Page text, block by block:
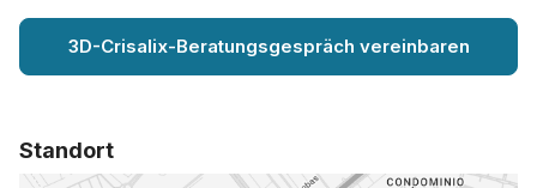
3D-Crisalix-Beratungsgespräch vereinbaren
Standort